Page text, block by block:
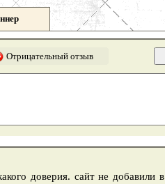
Отрицательный отзыв
доверия. сайт не добавили в